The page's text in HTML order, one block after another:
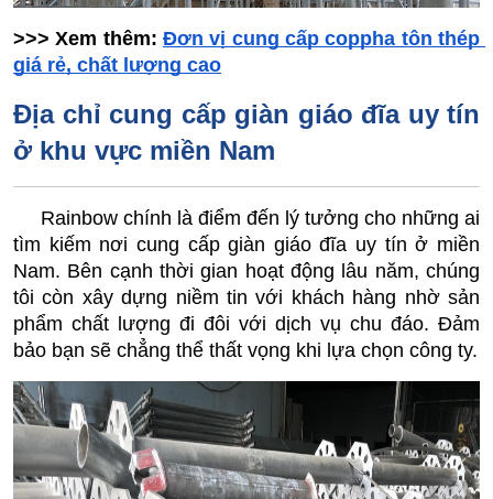
>>> Xem thêm: Đơn vị cung cấp coppha tôn thép
giá rẻ, chất lượng cao
Địa chỉ cung cấp giàn giáo đĩa uy tín
ở khu vực miền Nam
Rainbow chính là điểm đến lý tưởng cho những ai
tìm kiếm nơi cung cấp giàn giáo đĩa uy tín ở miền
Nam. Bên cạnh thời gian hoạt động lâu năm, chúng
tôi còn xây dựng niềm tin với khách hàng nhờ sản
phẩm chất lượng đi đôi với dịch vụ chu đáo. Đảm
bảo bạn sẽ chẳng thể thất vọng khi lựa chọn công ty.